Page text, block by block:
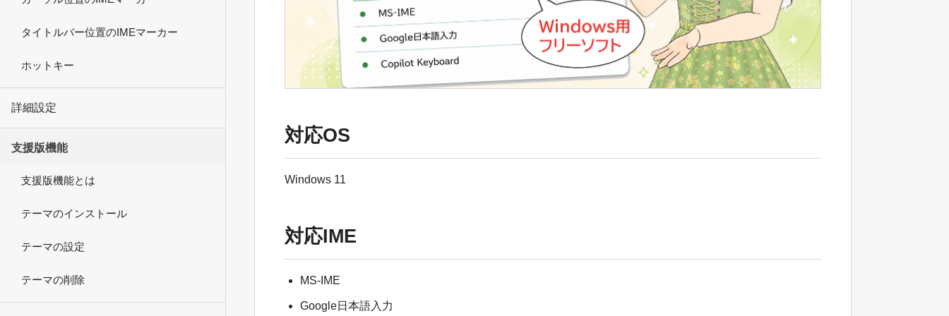
タイトルバー位置のIMEマーカー
ホットキー
詳細設定
支援版機能
支援版機能とは
テーマのインストール
テーマの設定
テーマの削除
対応OS
Windows 11
対応IME
MS-IME
Google日本語入力